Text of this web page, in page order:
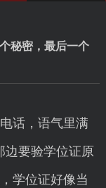
秘密，最后一个
话，语气里满
边要验学位证原
学位证好像当